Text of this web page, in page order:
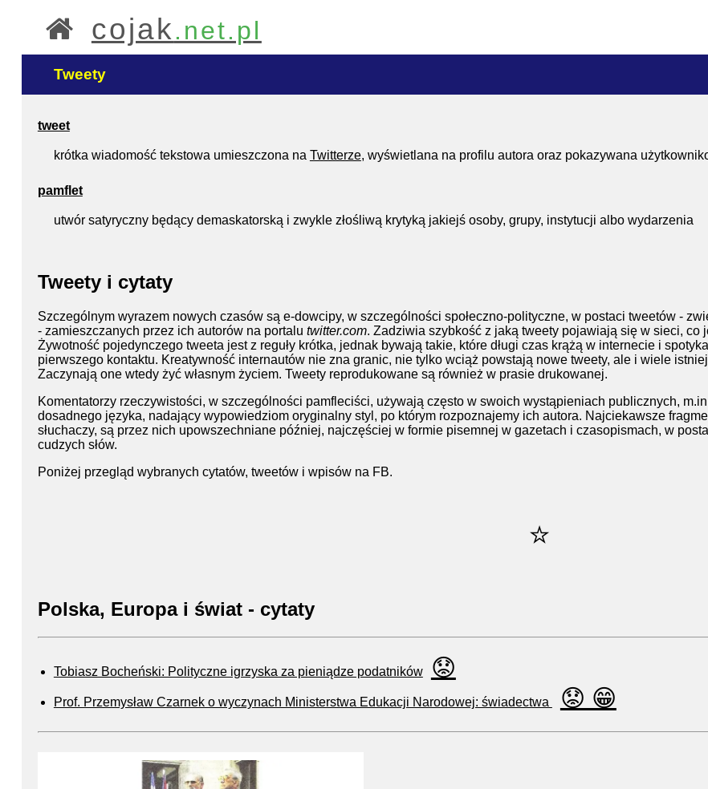
cojak.net.pl
Tweety
tweet
krótka wiadomość tekstowa umieszczona na Twitterze, wyświetlana na profilu autora oraz pokazywana
pamflet
utwór satyryczny będący demaskatorską i zwykle złośliwą krytyką jakiejś osoby, grupy, instytucji albo wydarzenia
Tweety i cytaty
Szczególnym wyrazem nowych czasów są e-dowcipy, w szczególności społeczno-polityczne, w postaci tweetów -
- zamieszczanych przez ich autorów na portalu twitter.com. Zadziwia szybkość z jaką tweety pojawiają się w sieci, co
Żywotność pojedynczego tweeta jest z reguły krótka, jednak bywają takie, które długi czas krążą w internecie i
pierwszego kontaktu. Kreatywność internautów nie zna granic, nie tylko wciąż powstają nowe tweety, ale i wiele
Zaczynają one wtedy żyć własnym życiem. Tweety reprodukowane są również w prasie drukowanej.
Komentatorzy rzeczywistości, w szczególności pamfleciści, używają często w swoich wystąpieniach publicznych,
dosadnego języka, nadający wypowiedziom oryginalny styl, po którym rozpoznajemy ich autora. Najciekawsze
słuchaczy, są przez nich upowszechniane później, najczęściej w formie pisemnej w gazetach i czasopismach, w
cudzych słów.
Poniżej przegląd wybranych cytatów, tweetów i wpisów na FB.
⭐
Polska, Europa i świat - cytaty
Tobiasz Bocheński: Polityczne igrzyska za pieniądze podatników 😟
Prof. Przemysław Czarnek o wyczynach Ministerstwa Edukacji Narodowej: świadectwa 😟 😁